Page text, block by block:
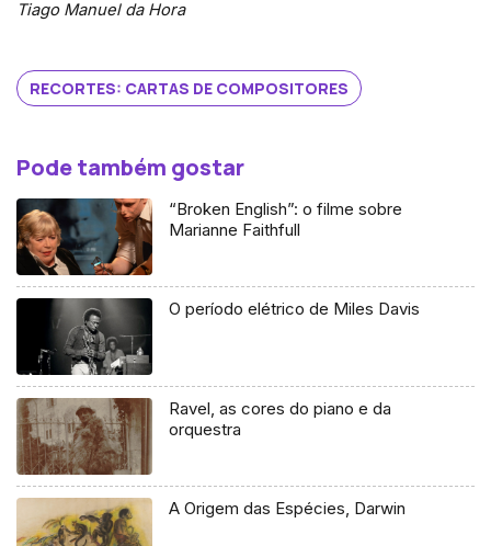
Tiago Manuel da Hora
RECORTES: CARTAS DE COMPOSITORES
Pode também gostar
“Broken English”: o filme sobre
Marianne Faithfull
O período elétrico de Miles Davis
Ravel, as cores do piano e da
orquestra
A Origem das Espécies, Darwin